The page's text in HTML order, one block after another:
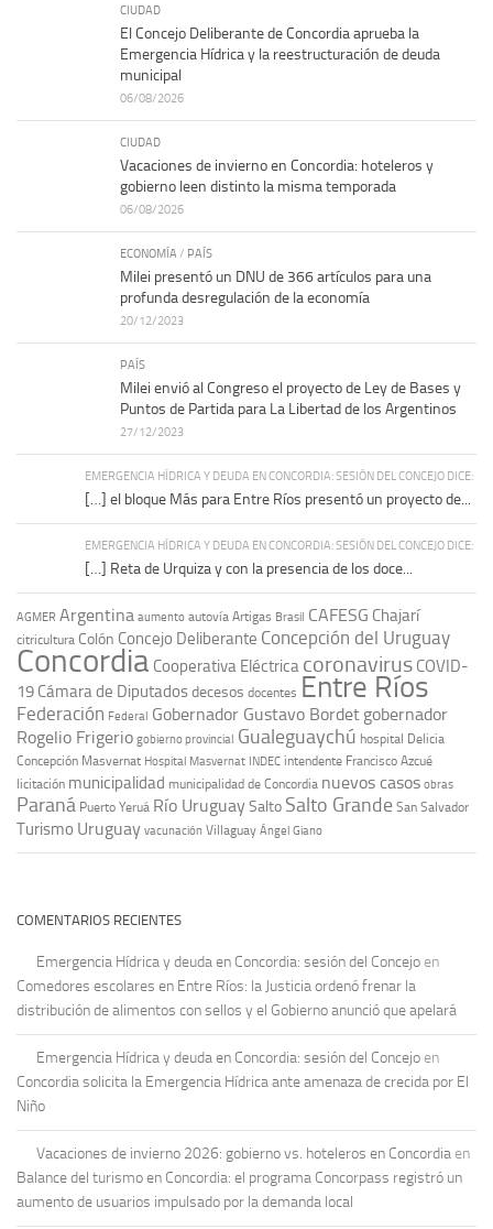
CIUDAD
El Concejo Deliberante de Concordia aprueba la
Emergencia Hídrica y la reestructuración de deuda
municipal
06/08/2026
CIUDAD
Vacaciones de invierno en Concordia: hoteleros y
gobierno leen distinto la misma temporada
06/08/2026
ECONOMÍA / PAÍS
Milei presentó un DNU de 366 artículos para una
profunda desregulación de la economía
20/12/2023
PAÍS
Milei envió al Congreso el proyecto de Ley de Bases y
Puntos de Partida para La Libertad de los Argentinos
27/12/2023
EMERGENCIA HÍDRICA Y DEUDA EN CONCORDIA: SESIÓN DEL CONCEJO DICE:
[…] el bloque Más para Entre Ríos presentó un proyecto de...
EMERGENCIA HÍDRICA Y DEUDA EN CONCORDIA: SESIÓN DEL CONCEJO DICE:
[…] Reta de Urquiza y con la presencia de los doce...
AGMER Argentina aumento autovía Artigas Brasil CAFESG Chajarí
citricultura Colón Concejo Deliberante Concepción del Uruguay
Concordia Cooperativa Eléctrica coronavirus COVID-
19 Cámara de Diputadosdecesos docentes Entre Ríos
Federación Federal Gobernador Gustavo Bordet gobernador
Rogelio Frigerio gobierno provincial Gualeguaychú hospital Delicia
Concepción Masvernat Hospital Masvernat INDEC intendente Francisco Azcué
licitación municipalidad municipalidad de Concordia nuevos casos obras
Paraná Puerto Yeruá Río UruguaySalto Salto Grande San Salvador
Turismo Uruguay vacunación Villaguay Ángel Giano
COMENTARIOS RECIENTES
Emergencia Hídrica y deuda en Concordia: sesión del Concejo en
Comedores escolares en Entre Ríos: la Justicia ordenó frenar la
distribución de alimentos con sellos y el Gobierno anunció que apelará
Emergencia Hídrica y deuda en Concordia: sesión del Concejo en
Concordia solicita la Emergencia Hídrica ante amenaza de crecida por El
Niño
Vacaciones de invierno 2026: gobierno vs. hoteleros en Concordia en
Balance del turismo en Concordia: el programa Concorpass registró un
aumento de usuarios impulsado por la demanda local